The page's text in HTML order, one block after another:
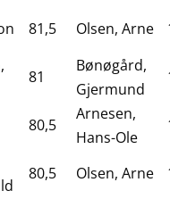
81,5 Olsen, Arne
81
Bønøgård,
Gjermund
80,5
Arnesen,
Hans-Ole
80,5 Olsen, Arne